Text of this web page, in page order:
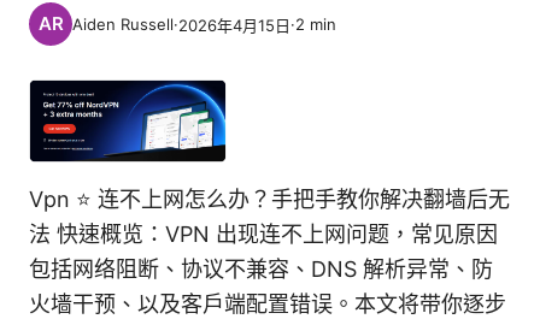
Aiden Russell·2026年4月15日·2 min
Vpn ⭐ 连不上网怎么办？手把手教你解决翻墙后无
法 快速概览：VPN 出现连不上网问题，常见原因
包括网络阻断、协议不兼容、DNS 解析异常、防
火墙干预、以及客户端配置错误。本文将带你逐步